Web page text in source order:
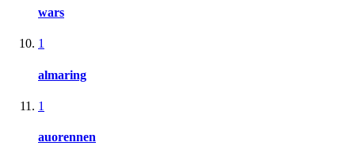
wars
1
almaring
1
auorennen